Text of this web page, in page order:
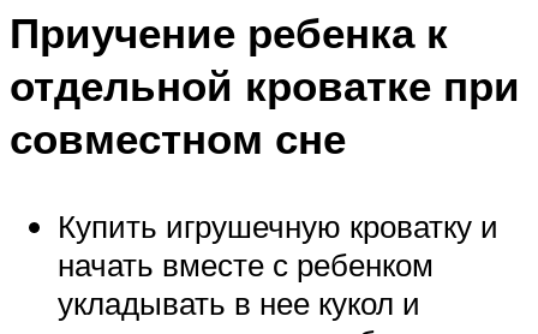
Приучение ребенка к
отдельной кроватке при
совместном сне
Купить игрушечную кроватку и
начать вместе с ребенком
укладывать в нее кукол и